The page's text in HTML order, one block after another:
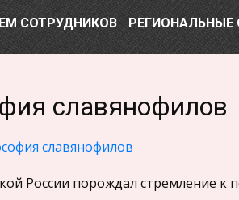
СОТРУДНИКОВ
славянофилов
славянофилов
России порождал стремление к